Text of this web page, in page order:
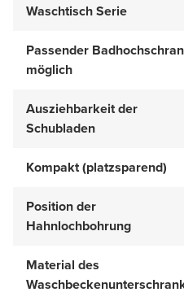
Waschtisch Serie
Passender
möglich
Ausziehbarkeit der
Schubladen
Kompakt (platzsparend)
Position der
Hahnlochbohrung
Material des